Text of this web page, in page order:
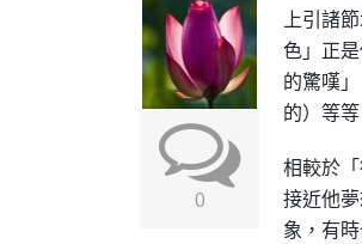
0
上引諸
色」正
的驚嘆
的）等
相較於
接近他
象，有